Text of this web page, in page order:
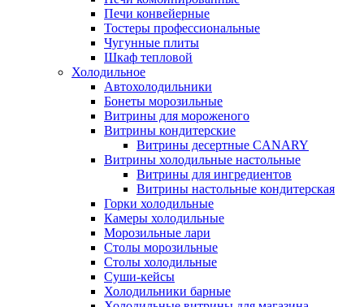
Печи конвейерные
Тостеры профессиональные
Чугунные плиты
Шкаф тепловой
Холодильное
Автохолодильники
Бонеты морозильные
Витрины для мороженого
Витрины кондитерские
Витрины десертные CANARY
Витрины холодильные настольные
Витрины для ингредиентов
Витрины настольные кондитерская
Горки холодильные
Камеры холодильные
Морозильные лари
Столы морозильные
Столы холодильные
Суши-кейсы
Холодильники барные